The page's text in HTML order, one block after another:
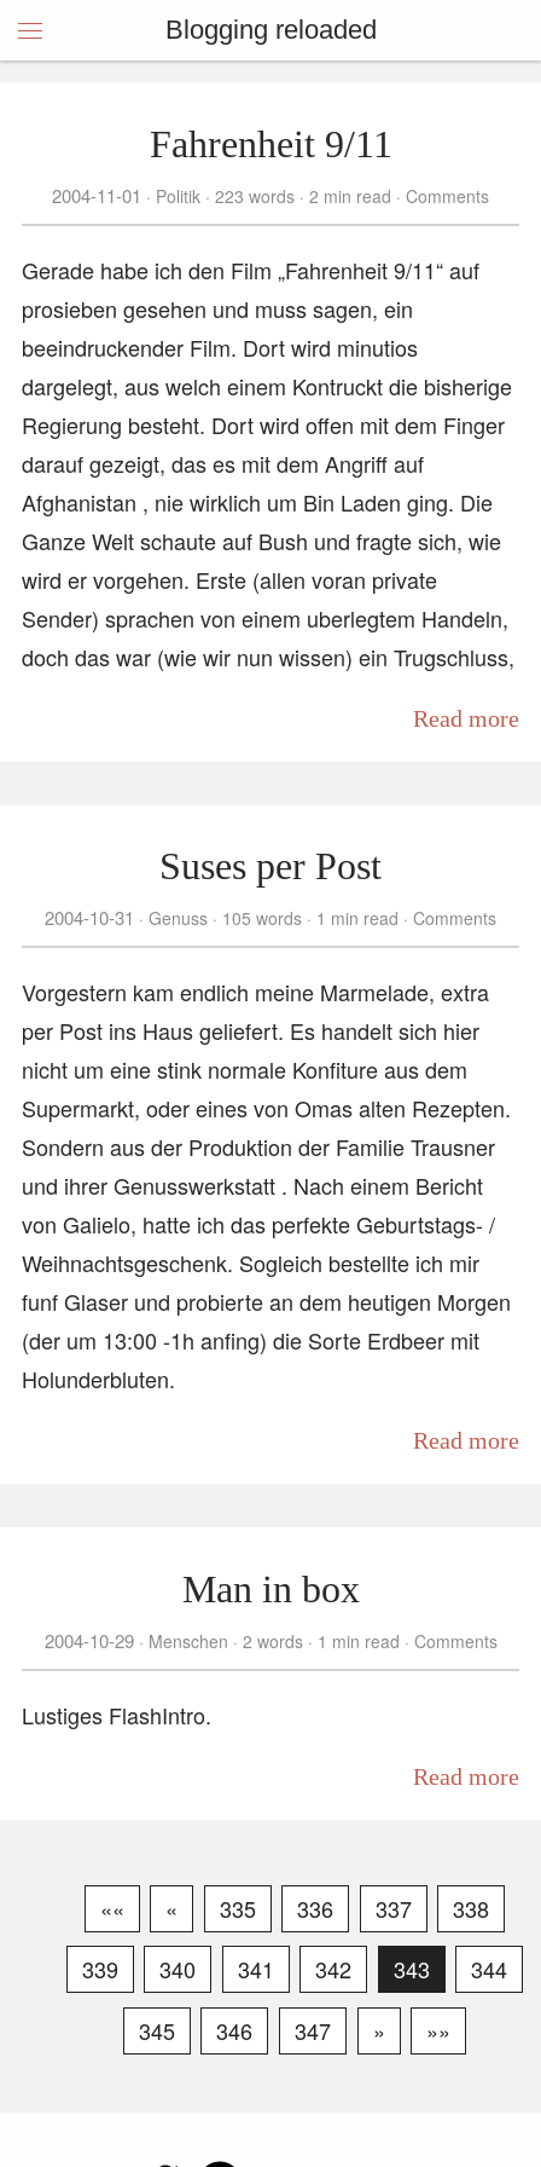
Blogging reloaded
Fahrenheit 9/11
2004-11-01 Politik 223 words 2 min read Comments
Gerade habe ich den Film „Fahrenheit 9/11“ auf
prosieben gesehen und muss sagen, ein
beeindruckender Film. Dort wird minutios
dargelegt, aus welch einem Kontruckt die bisherige
Regierung besteht. Dort wird offen mit dem Finger
darauf gezeigt, das es mit dem Angriff auf
Afghanistan , nie wirklich um Bin Laden ging. Die
Ganze Welt schaute auf Bush und fragte sich, wie
wird er vorgehen. Erste (allen voran private
Sender) sprachen von einem uberlegtem Handeln,
doch das war (wie wir nun wissen) ein Trugschluss,
Read more
Suses per Post
2004-10-31 Genuss 105 words 1 min read Comments
Vorgestern kam endlich meine Marmelade, extra
per Post ins Haus geliefert. Es handelt sich hier
nicht um eine stink normale Konfiture aus dem
Supermarkt, oder eines von Omas alten Rezepten.
Sondern aus der Produktion der Familie Trausner
und ihrer Genusswerkstatt . Nach einem Bericht
von Galielo, hatte ich das perfekte Geburtstags- /
Weihnachtsgeschenk. Sogleich bestellte ich mir
funf Glaser und probierte an dem heutigen Morgen
(der um 13:00 -1h anfing) die Sorte Erdbeer mit
Holunderbluten.
Read more
Man in box
2004-10-29 Menschen 2 words 1 min read Comments
Lustiges FlashIntro.
Read more
«« « 335 336 337
338
339
340 341 342 343
344
345
346 347 » »»